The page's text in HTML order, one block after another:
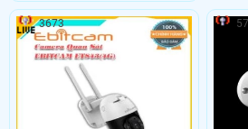
2CV1021G1-IDW và 1 đầu ghi IP
WIFI NVR DS-7104NI-K1/W/M. kênh
H.265+ chính hãng, chất lượng tốt
hồng
3673